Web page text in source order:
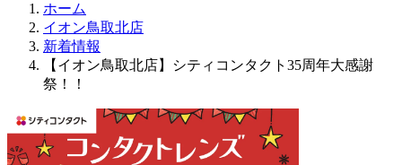
ホーム
イオン鳥取北店
新着情報
【イオン鳥取北店】シティコンタクト35周年大感謝
祭！！